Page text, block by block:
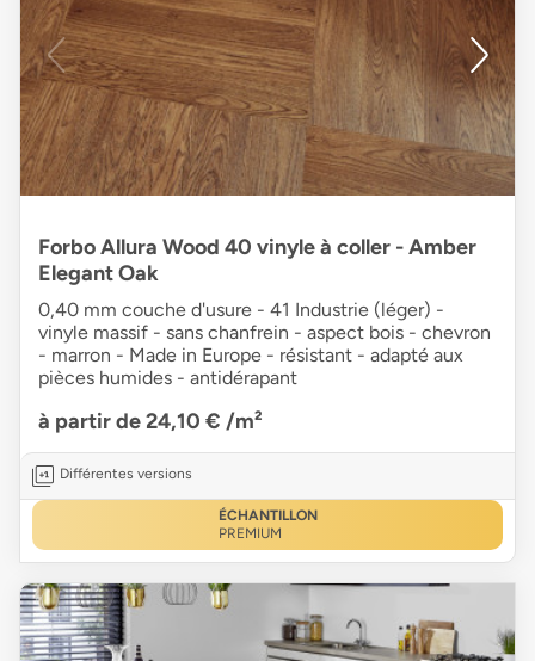
Forbo Allura Wood 40 vinyle à coller - Amber
Elegant Oak
0,40 mm couche d'usure - 41 Industrie (léger) -
vinyle massif - sans chanfrein - aspect bois - chevron
- marron - Made in Europe - résistant - adapté aux
pièces humides - antidérapant
à partir de 24,10 € /m²
Différentes versions
ÉCHANTILLON
PREMIUM